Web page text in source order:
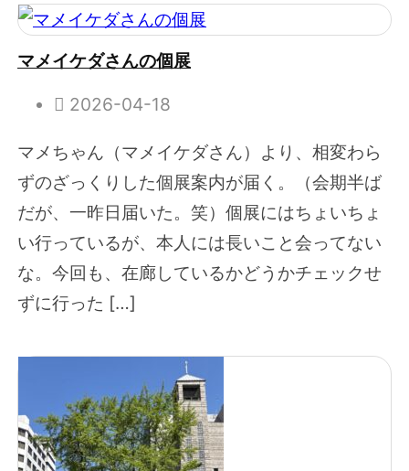
マメイケダさんの個展
2026-04-18
マメちゃん（マメイケダさん）より、相変わら
ずのざっくりした個展案内が届く。（会期半ば
だが、一昨日届いた。笑）個展にはちょいちょ
い行っているが、本人には長いこと会ってない
な。今回も、在廊しているかどうかチェックせ
ずに行った […]